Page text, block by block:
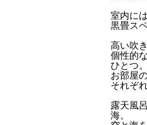
室内に
黒畳ス
高い吹
個性的
ひとつ
お部屋
それぞ
露天風
海。